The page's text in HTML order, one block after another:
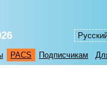
PACS Подписчикам